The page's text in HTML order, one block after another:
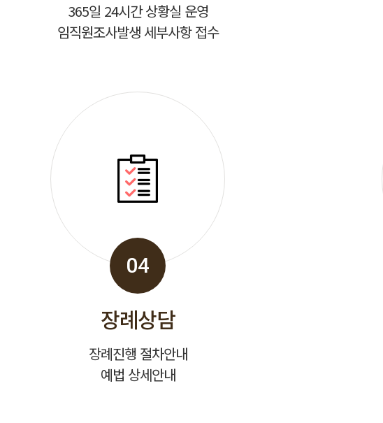
365일 24시간 상황실 운영
임직원조사발생 세부사항 접수
04
장례상담
장례진행 절차안내
예법 상세안내